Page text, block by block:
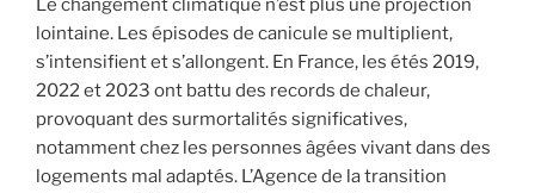
Le changement climatique n’est plus une projection
lointaine. Les épisodes de canicule se multiplient,
s’intensifient et s’allongent. En France, les étés 2019,
2022 et 2023 ont battu des records de chaleur,
provoquant des surmortalités significatives,
notamment chez les personnes âgées vivant dans des
logements mal adaptés. L’Agence de la transition